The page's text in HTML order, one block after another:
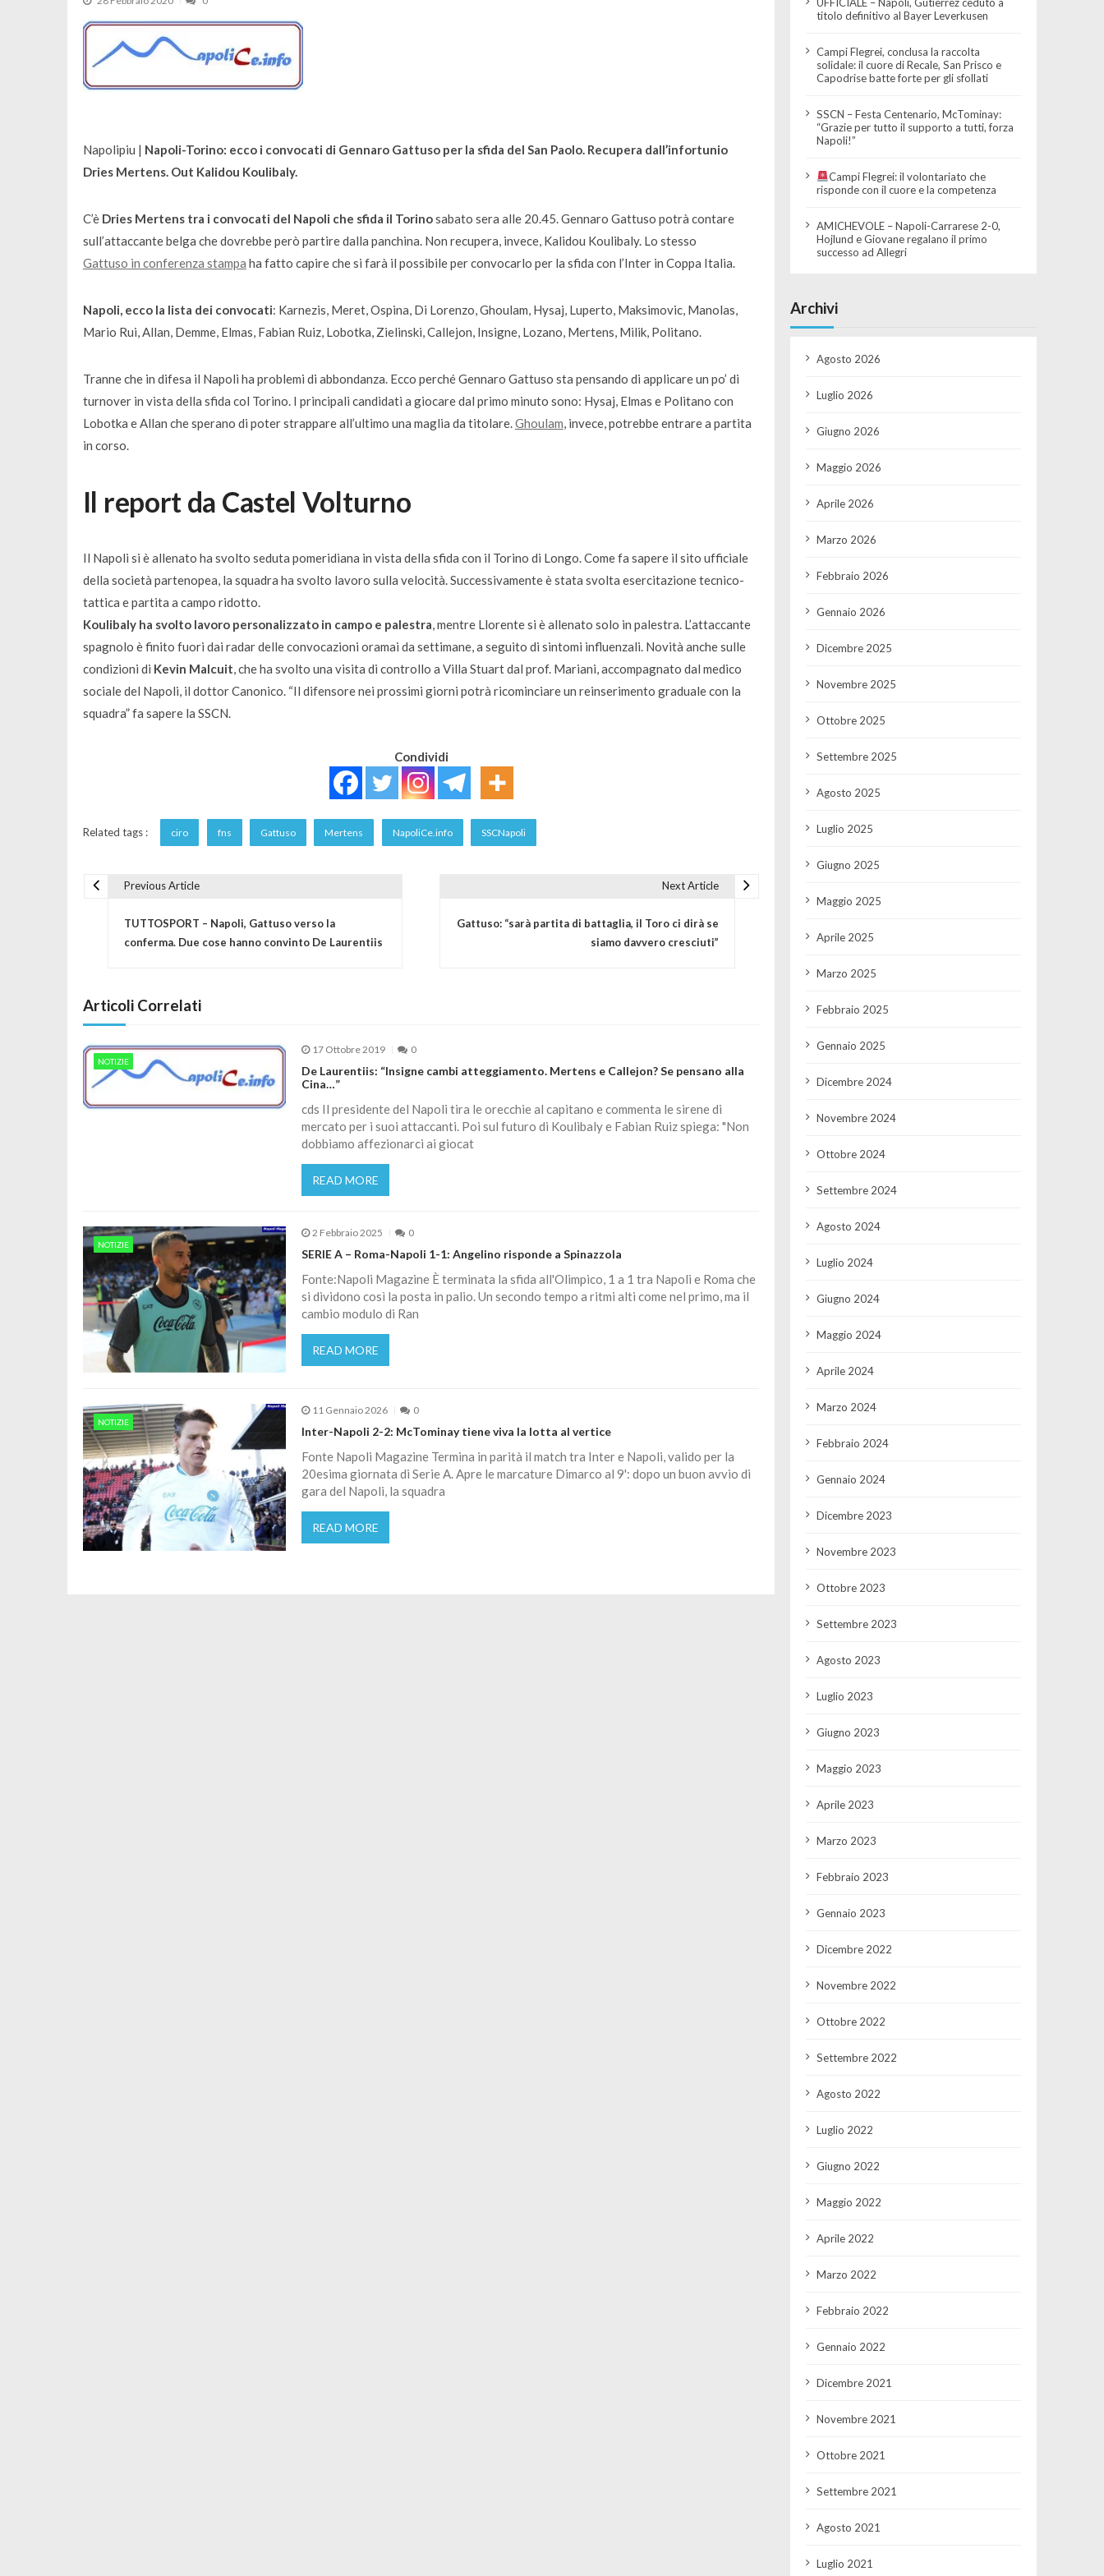
Napolipiu | Napoli-Torino: ecco i convocati di Gennaro Gattuso per la sfida del San Paolo. Recupera dall’infortunio
Dries Mertens. Out Kalidou Koulibaly.
C’è Dries Mertens tra i convocati del Napoli che sfida il Torinosabato sera alle 20.45. Gennaro Gattuso potrà contare
sull’attaccante belga che dovrebbe però partire dalla panchina. Non recupera, invece, Kalidou Koulibaly. Lo stesso
Gattuso in conferenza stampa ha fatto capire che si farà il possibile per convocarlo per la sfida con l’Inter in Coppa Italia.
Napoli, ecco la lista dei convocati: Karnezis, Meret, Ospina, Di Lorenzo, Ghoulam, Hysaj, Luperto, Maksimovic, Manolas,
Mario Rui, Allan, Demme, Elmas, Fabian Ruiz, Lobotka, Zielinski, Callejon, Insigne, Lozano, Mertens, Milik, Politano.
Tranne che in difesa il Napoli ha problemi di abbondanza. Ecco perché Gennaro Gattuso sta pensando di applicare un po’ di
turnover in vista della sfida col Torino. I principali candidati a giocare dal primo minuto sono: Hysaj, Elmas e Politano con
Lobotka e Allan che sperano di poter strappare all’ultimo una maglia da titolare.Ghoulam, invece, potrebbe entrare a partita
in corso.
Il report da Castel Volturno
Il Napoli si è allenato ha svolto seduta pomeridiana in vista della sfida con il Torino di Longo. Come fa sapere il sito ufficiale
della società partenopea, la squadra ha svolto lavoro sulla velocità. Successivamente è stata svolta esercitazione tecnico-
tattica e partita a campo ridotto.
Koulibaly ha svolto lavoro personalizzato in campo e palestra, mentre Llorente si è allenato solo in palestra. L’attaccante
spagnolo è finito fuori dai radar delle convocazioni oramai da settimane, a seguito di sintomi influenzali. Novità anche sulle
condizioni di Kevin Malcuit, che ha svolto una visita di controllo a Villa Stuart dal prof. Mariani, accompagnato dal medico
sociale del Napoli, il dottor Canonico. “Il difensore nei prossimi giorni potrà ricominciare un reinserimento graduale con la
squadra” fa sapere la SSCN.
Condividi
Related tags : ciro fns Gattuso Mertens NapoliCe.info SSCNapoli
Previous Article
TUTTOSPORT – Napoli, Gattuso verso la
conferma. Due cose hanno convinto De Laurentiis
Next Article
Gattuso: “sarà partita di battaglia, il Toro ci dirà se
siamo davvero cresciuti”
Articoli Correlati
NOTIZIE
17 Ottobre 2019 0
De Laurentiis: “Insigne cambi atteggiamento. Mertens e Callejon? Se pensano alla
Cina…”
cds Il presidente del Napoli tira le orecchie al capitano e commenta le sirene di
mercato per i suoi attaccanti. Poi sul futuro di Koulibaly e Fabian Ruiz spiega: "Non
dobbiamo affezionarci ai giocat
READ MORE
NOTIZIE
2 Febbraio 2025 0
SERIE A – Roma-Napoli 1-1: Angelino risponde a Spinazzola
Fonte:Napoli Magazine È terminata la sfida all'Olimpico, 1 a 1 tra Napoli e Roma che
si dividono così la posta in palio. Un secondo tempo a ritmi alti come nel primo, ma il
cambio modulo di Ran
READ MORE
NOTIZIE
11 Gennaio 2026 0
Inter-Napoli 2-2: McTominay tiene viva la lotta al vertice
Fonte Napoli Magazine Termina in parità il match tra Inter e Napoli, valido per la
20esima giornata di Serie A. Apre le marcature Dimarco al 9': dopo un buon avvio di
gara del Napoli, la squadra
READ MORE
titolo definitivo al Bayer Leverkusen
Campi Flegrei, conclusa la raccolta
solidale: il cuore di Recale, San Prisco e
Capodrise batte forte per gli sfollati
SSCN – Festa Centenario, McTominay:
“Grazie per tutto il supporto a tutti, forza
Napoli!”
Campi Flegrei: il volontariato che
risponde con il cuore e la competenza
AMICHEVOLE – Napoli-Carrarese 2-0,
Hojlund e Giovane regalano il primo
successo ad Allegri
Archivi
Agosto 2026
Luglio 2026
Giugno 2026
Maggio 2026
Aprile 2026
Marzo 2026
Febbraio 2026
Gennaio 2026
Dicembre 2025
Novembre 2025
Ottobre 2025
Settembre 2025
Agosto 2025
Luglio 2025
Giugno 2025
Maggio 2025
Aprile 2025
Marzo 2025
Febbraio 2025
Gennaio 2025
Dicembre 2024
Novembre 2024
Ottobre 2024
Settembre 2024
Agosto 2024
Luglio 2024
Giugno 2024
Maggio 2024
Aprile 2024
Marzo 2024
Febbraio 2024
Gennaio 2024
Dicembre 2023
Novembre 2023
Ottobre 2023
Settembre 2023
Agosto 2023
Luglio 2023
Giugno 2023
Maggio 2023
Aprile 2023
Marzo 2023
Febbraio 2023
Gennaio 2023
Dicembre 2022
Novembre 2022
Ottobre 2022
Settembre 2022
Agosto 2022
Luglio 2022
Giugno 2022
Maggio 2022
Aprile 2022
Marzo 2022
Febbraio 2022
Gennaio 2022
Dicembre 2021
Novembre 2021
Ottobre 2021
Settembre 2021
Agosto 2021
Luglio 2021